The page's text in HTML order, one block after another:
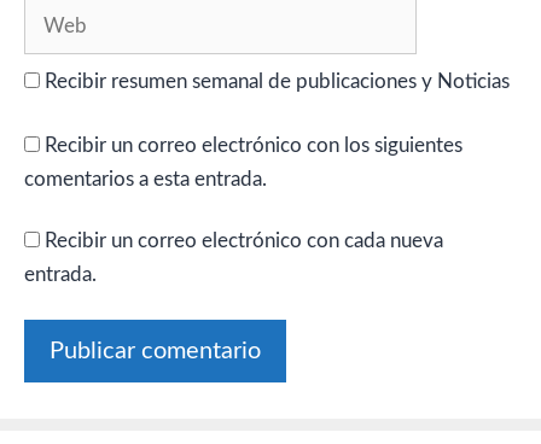
Recibir resumen semanal de publicaciones y Noticias
Recibir un correo electrónico con los siguientes
comentarios a esta entrada.
Recibir un correo electrónico con cada nueva
entrada.